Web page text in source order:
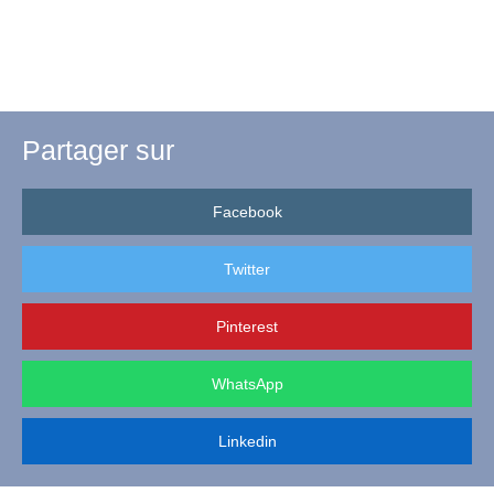
Partager sur
Facebook
Twitter
Pinterest
WhatsApp
Linkedin